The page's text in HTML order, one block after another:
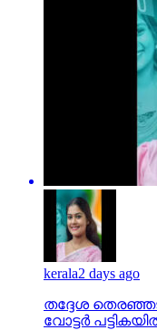
kerala2 days ago
തദ്ദേശ
വോട്ടര്‍